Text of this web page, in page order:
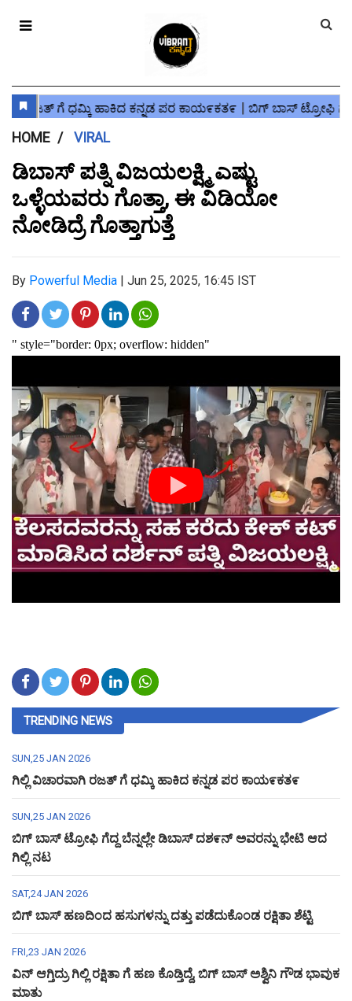
HOME VIRAL
ಡಿಬಾಸ್ ಪತ್ನಿ ವಿಜಯಲಕ್ಷ್ಮಿ ಎಷ್ಟು
ಒಳ್ಳೆಯವರು ಗೊತ್ತಾ, ಈ ವಿಡಿಯೋ
ನೋಡಿದ್ರೆ ಗೊತ್ತಾಗುತ್ತೆ
By Powerful Media | Jun 25, 2025, 16:45 IST
TRENDING NEWS
SUN,25 JAN 2026
ಗಿಲ್ಲಿ ವಿಚಾರವಾಗಿ ರಜತ್ ಗೆ ಧಮ್ಕಿ ಹಾಕಿದ ಕನ್ನಡ ಪರ ಕಾಯ೯ಕತ೯
SUN,25 JAN 2026
ಬಿಗ್ ಬಾಸ್ ಟ್ರೋಫಿ ಗೆದ್ದ ಬೆನ್ನಲ್ಲೇ ಡಿಬಾಸ್ ದಶ೯ನ್ ಅವರನ್ನು ಭೇಟಿ ಆದ
ಗಿಲ್ಲಿ ನಟ
SAT,24 JAN 2026
ಬಿಗ್ ಬಾಸ್ ಹಣದಿಂದ ಹಸುಗಳನ್ನು ದತ್ತು ಪಡೆದುಕೊಂಡ ರಕ್ಷಿತಾ ಶೆಟ್ಟಿ
FRI,23 JAN 2026
ವಿನ್ ಆಗ್ತಿದ್ರು ಗಿಲ್ಲಿ ರಕ್ಷಿತಾ ಗೆ ಹಣ ಕೊಡ್ತಿದ್ದೆ, ಬಿಗ್ ಬಾಸ್ ಅಶ್ವಿನಿ ಗೌಡ ಭಾವುಕ
ಮಾತು